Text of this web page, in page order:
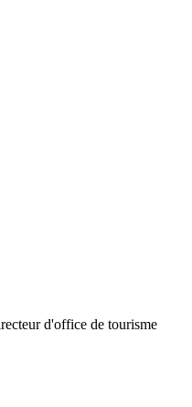
d'office de tourisme